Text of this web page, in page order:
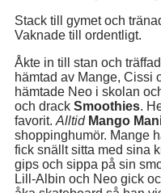
Stack till gymet och
Vaknade till ordentligt.
Åkte in till stan och
hämtad av Mange, Cissi
hämtade Neo i skolan
och drack Smoothies.
favorit. Alltid Mango
shoppinghumör. Mange
fick snällt sitta med sina
gips och sippa på sin
Lill-Albin och Neo gick